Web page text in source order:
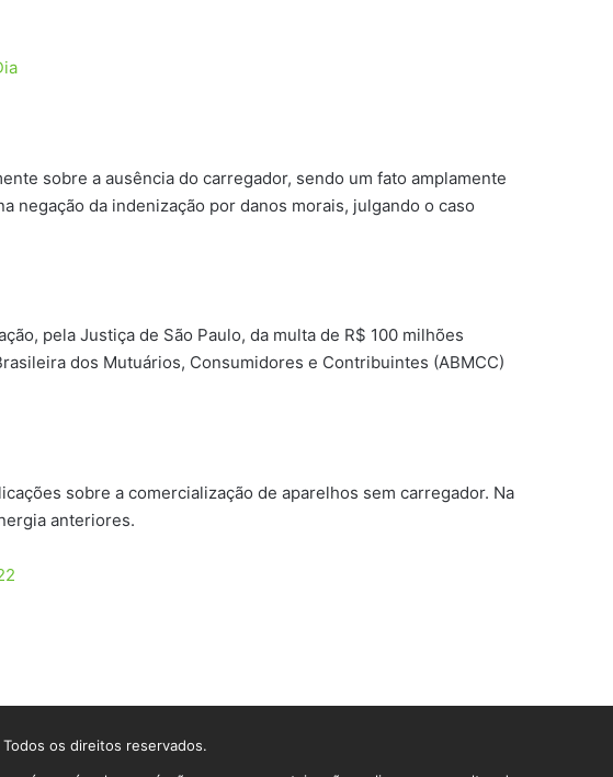
sobre a ausência do carregador, sendo um fato amplamente
negação da indenização por danos morais, julgando o caso
pela Justiça de São Paulo, da multa de R$ 100 milhões
dos Mutuários, Consumidores e Contribuintes (ABMCC)
sobre a comercialização de aparelhos sem carregador. Na
anteriores.
os direitos reservados.